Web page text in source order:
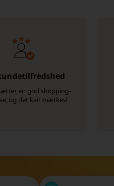
en god shopping-
og det kan mærkes!